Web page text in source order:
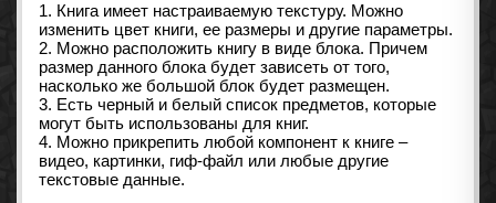
1. Книга имеет настраиваемую текстуру. Можно
изменить цвет книги, ее размеры и другие параметры.
2. Можно расположить книгу в виде блока. Причем
размер данного блока будет зависеть от того,
насколько же большой блок будет размещен.
3. Есть черный и белый список предметов, которые
могут быть использованы для книг.
4. Можно прикрепить любой компонент к книге –
видео, картинки, гиф-файл или любые другие
текстовые данные.